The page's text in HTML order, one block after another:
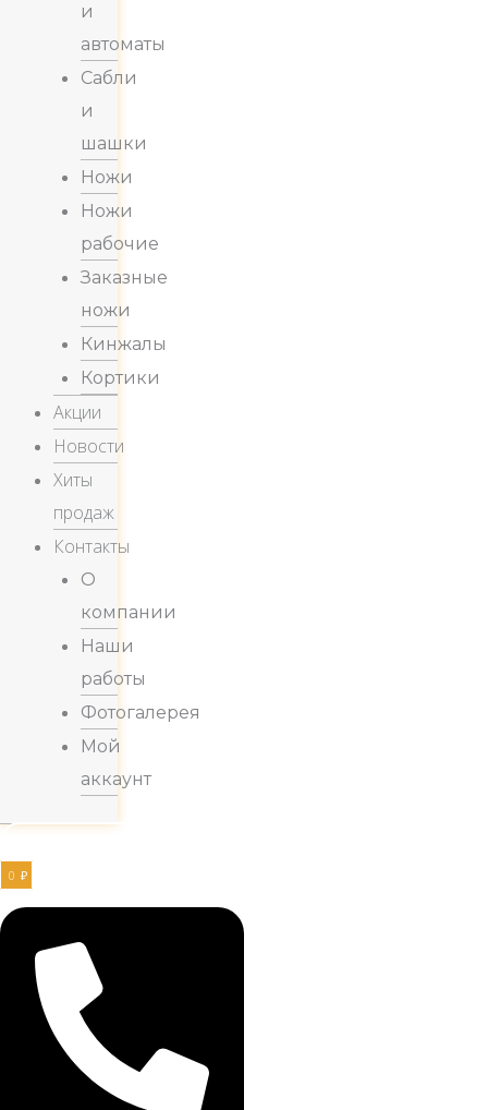
и
автоматы
Сабли
и
шашки
Ножи
Ножи
рабочие
Заказные
ножи
Кинжалы
Кортики
Акции
Новости
Хиты
продаж
Контакты
О
компании
Наши
работы
Фотогалерея
Мой
аккаунт
0 ₽